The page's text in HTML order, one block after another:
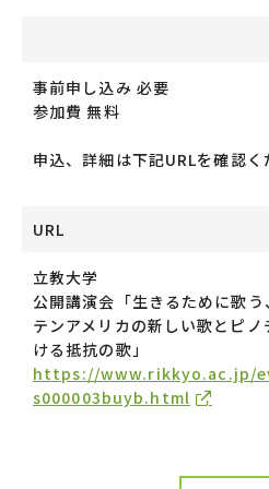
事前申し込み 必要
参加費 無料
申込、詳細は下記URLを確認く
URL
立教大学
公開講演会「生きるために歌
テンアメリカの新しい歌とピ
ける抵抗の歌」
https://www.rikkyo.ac.jp/
s000003buyb.html